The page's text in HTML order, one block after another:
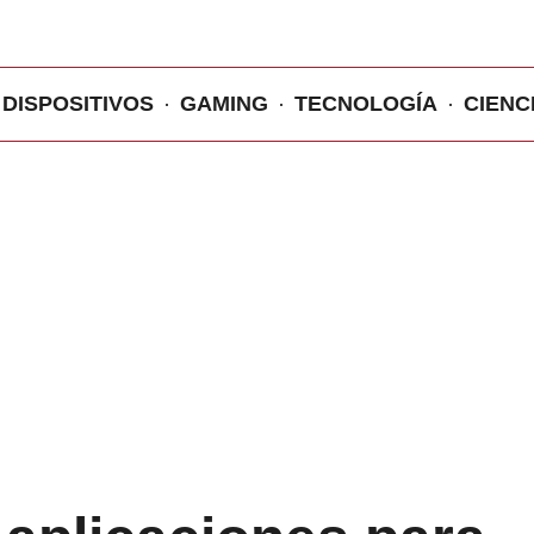
DISPOSITIVOS GAMING TECNOLOGÍA